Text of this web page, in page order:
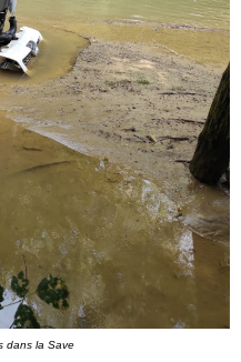
dans la Save